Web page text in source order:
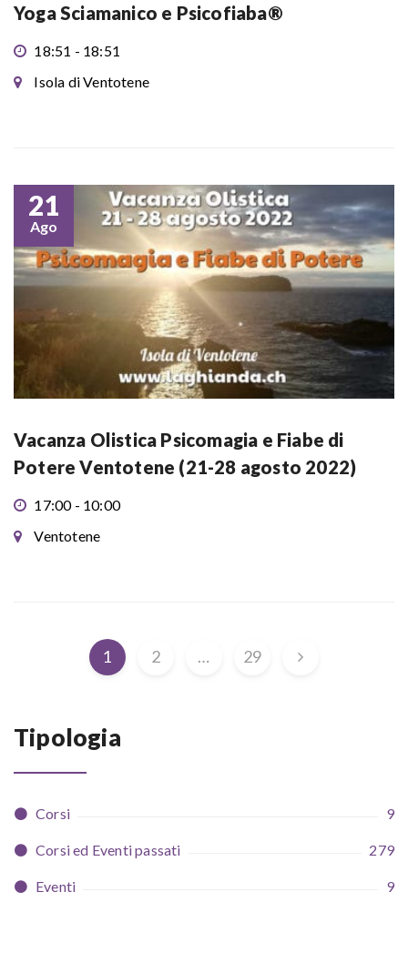
Yoga Sciamanico e Psicofiaba®
18:51 - 18:51
Isola di Ventotene
21
Ago
Vacanza Olistica Psicomagia e Fiabe di
Potere Ventotene (21-28 agosto 2022)
17:00 - 10:00
Ventotene
1 2 … 29
Tipologia
Corsi 9
Corsi ed Eventi passati 279
Eventi 9